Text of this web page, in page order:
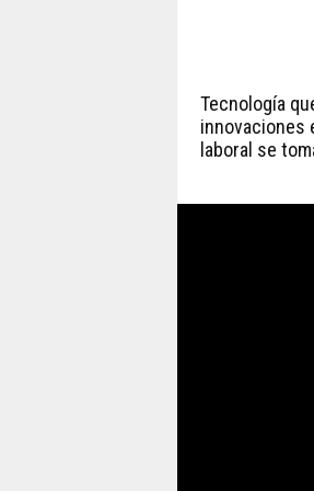
Tecnología
innovaciones
laboral se